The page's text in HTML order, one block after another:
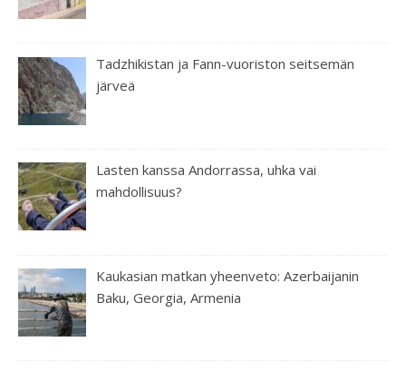
Tadzhikistan ja Fann-vuoriston seitsemän
järveä
Lasten kanssa Andorrassa, uhka vai
mahdollisuus?
Kaukasian matkan yheenveto: Azerbaijanin
Baku, Georgia, Armenia